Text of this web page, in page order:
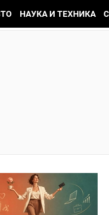
НАУКА И ТЕХНИКА